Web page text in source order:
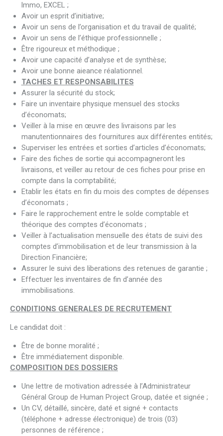
lmmo, EXCEL ;
Avoir un esprit d’initiative;
Avoir un sens de l’organisation et du travail de qualité;
Avoir un sens de l’éthique professionnelle ;
Être rigoureux et méthodique ;
Avoir une capacité d’analyse et de synthèse;
Avoir une bonne aieance réalationnel.
TACHES ET RESPONSABILITES
Assurer la sécurité du stock;
Faire un inventaire physique mensuel des stocks
d’économats;
Veiller à la mise en œuvre des livraisons par les
manutentionnaires des fournitures aux différentes entités;
Superviser les entrées et sorties d’articles d’économats;
Faire des fiches de sortie qui accompagneront les
livraisons, et veiller au retour de ces fiches pour prise en
compte dans la comptabilité;
Etablir les états en fin du mois des comptes de dépenses
d’économats ;
Faire le rapprochement entre le solde comptable et
théorique des comptes d’économats ;
Veiller à l’actualisation mensuelle des états de suivi des
comptes d’immobilisation et de leur transmission à la
Direction Financière;
Assurer le suivi des liberations des retenues de garantie ;
Effectuer les inventaires de fin d’année des
immobilisations.
CONDITIONS GENERALES DE RECRUTEMENT
Le candidat doit :
Être de bonne moralité ;
Être immédiatement disponible.
COMPOSITION DES DOSSIERS
Une lettre de motivation adressée à l’Administrateur
Général Group de Human Project Group, datée et signée ;
Un CV, détaillé, sincère, daté et signé + contacts
(téléphone + adresse électronique) de trois (03)
personnes de référence ;